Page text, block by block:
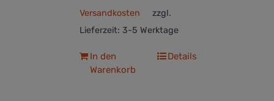
zzgl.
Versandkosten
Lieferzeit: 3-5 Werktage
In den
Warenkorb
Details